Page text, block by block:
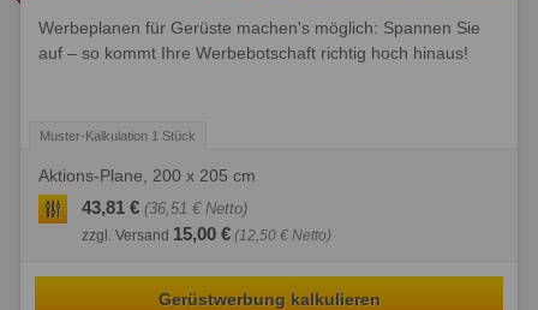
Werbeplanen für Gerüste machen's möglich: Spannen Sie
auf – so kommt Ihre Werbebotschaft richtig hoch hinaus!
Aktions-Plane, 200 x 205 cm
43,81 € (36,51 € Netto)
zzgl. Versand 15,00 € (12,50 € Netto)
Gerüstwerbung kalkulieren